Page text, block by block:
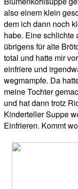
also einem klein
dem ich dann noch
habe. Eine schlichte
übrigens für alte
total und hatte mir
einfriere und
wegmampfe. Da
meine Tochter
und hat dann trotz
Kinderteller Suppe
Einfrieren. Kommt